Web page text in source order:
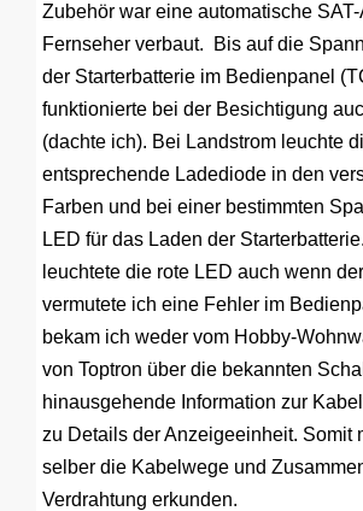
Zubehör war eine automatische
Fernseher verbaut. Bis auf die
der Starterbatterie im Bedienpanel
funktionierte bei der Besichtigung
(dachte ich). Bei Landstrom leuchte
entsprechende Ladediode in den
Farben und bei einer bestimmten
LED für das Laden der
leuchtete die rote LED auch wenn
vermutete ich eine Fehler im
bekam ich weder vom Hobby-
von Toptron über die bekannten
hinausgehende Information zur
zu Details der Anzeigeeinheit. Somit
selber die Kabelwege und
Verdrahtung erkunden.